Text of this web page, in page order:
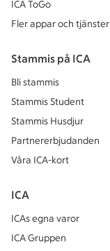
ICA ToGo
Fler appar och tjänster
Stammis på ICA
Bli stammis
Stammis Student
Stammis Husdjur
Partnererbjudanden
Våra ICA-kort
ICA
ICAs egna varor
ICA Gruppen